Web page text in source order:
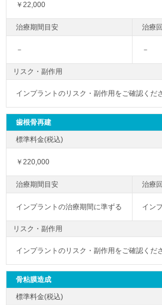
￥22,000
－ －
リスク・副作用
インプラントのリスク・副作用をご確認くだ
歯根骨再建
￥220,000
インプラントの治療期間に準ずる イン
リスク・副作用
インプラントのリスク・副作用をご確認くだ
骨粘膜造成